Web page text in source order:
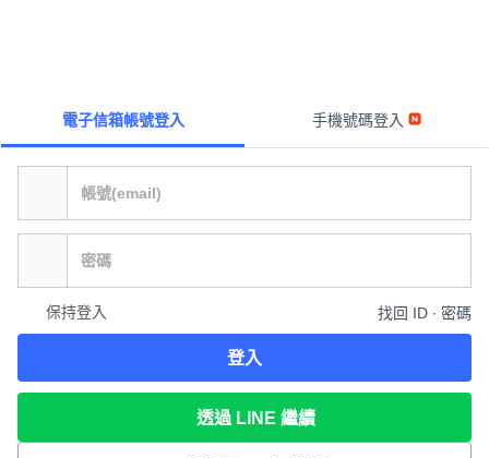
電子信箱帳號登入 手機號碼登入
保持登入 找回 ID ∙ 密碼
登入
透過 LINE 繼續